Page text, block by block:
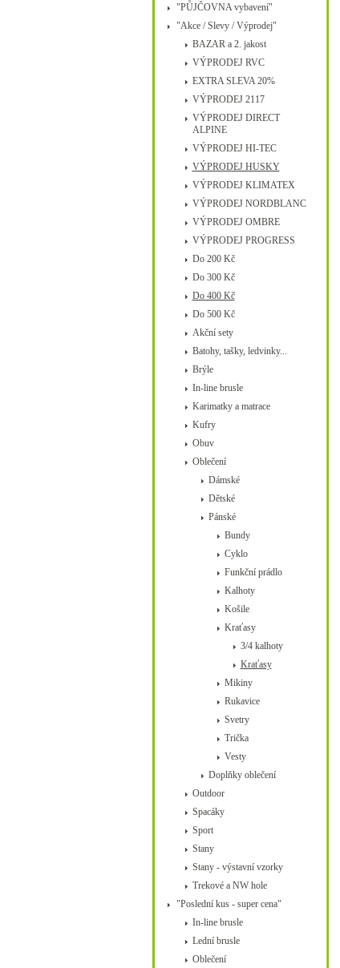
"PŮJČOVNA vybavení"
"Akce / Slevy / Výprodej"
BAZAR a 2. jakost
VÝPRODEJ RVC
EXTRA SLEVA 20%
VÝPRODEJ 2117
VÝPRODEJ DIRECT
ALPINE
VÝPRODEJ HI-TEC
VÝPRODEJ HUSKY
VÝPRODEJ KLIMATEX
VÝPRODEJ NORDBLANC
VÝPRODEJ OMBRE
VÝPRODEJ PROGRESS
Do 200 Kč
Do 300 Kč
Do 400 Kč
Do 500 Kč
Akční sety
Batohy, tašky, ledvinky...
Brýle
In-line brusle
Karimatky a matrace
Kufry
Obuv
Oblečení
Dámské
Dětské
Pánské
Bundy
Cyklo
Funkční prádlo
Kalhoty
Košile
Kraťasy
3/4 kalhoty
Kraťasy
Mikiny
Rukavice
Svetry
Trička
Vesty
Doplňky oblečení
Outdoor
Spacáky
Sport
Stany
Stany - výstavní vzorky
Trekové a NW hole
"Poslední kus - super cena"
In-line brusle
Lední brusle
Oblečení